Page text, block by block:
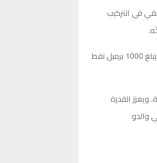
في التركيب
وأفادت المؤسسة عبر حسابها على “فيسبوك” أن البئر حقق معدل تدفق أولي يبلغ 1000 برميل نفط
القدرة
والدو